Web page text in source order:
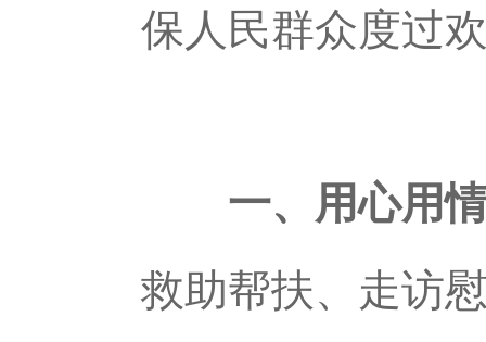
保人民群众度过
一、用心用
救助帮扶、走访